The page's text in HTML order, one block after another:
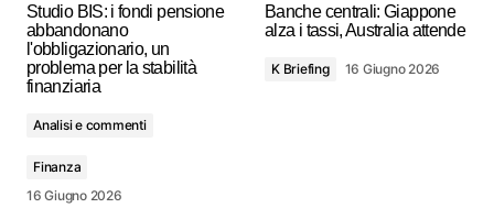
Studio BIS: i fondi pensione
abbandonano
l'obbligazionario, un
problema per la stabilità
finanziaria
Analisi e commenti
Finanza
16 Giugno 2026
Banche centrali: Giappone
alza i tassi, Australia attende
K Briefing 16 Giugno 2026